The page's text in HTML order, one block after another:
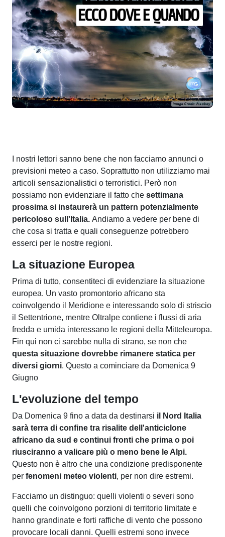
I nostri lettori sanno bene che non facciamo annunci o
previsioni meteo a caso. Soprattutto non utilizziamo mai
articoli sensazionalistici o terroristici. Però non
possiamo non evidenziare il fatto che settimana
prossima si instaurerà un pattern potenzialmente
pericoloso sull'Italia. Andiamo a vedere per bene di
che cosa si tratta e quali conseguenze potrebbero
esserci per le nostre regioni.
La situazione Europea
Prima di tutto, consentiteci di evidenziare la situazione
europea. Un vasto promontorio africano sta
coinvolgendo il Meridione e interessando solo di striscio
il Settentrione, mentre Oltralpe contiene i flussi di aria
fredda e umida interessano le regioni della Mitteleuropa.
Fin qui non ci sarebbe nulla di strano, se non che
questa situazione dovrebbe rimanere statica per
diversi giorni. Questo a cominciare da Domenica 9
Giugno
L'evoluzione del tempo
Da Domenica 9 fino a data da destinarsi il Nord Italia
sarà terra di confine tra risalite dell'anticiclone
africano da sud e continui fronti che prima o poi
riusciranno a valicare più o meno bene le Alpi.
Questo non è altro che una condizione predisponente
per fenomeni meteo violenti, per non dire estremi.
Facciamo un distinguo: quelli violenti o severi sono
quelli che coinvolgono porzioni di territorio limitate e
hanno grandinate e forti raffiche di vento che possono
provocare locali danni. Quelli estremi sono invece